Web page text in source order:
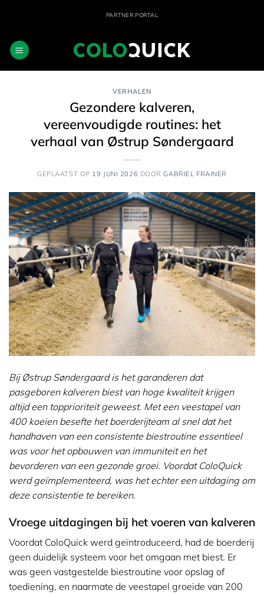
PARTNER PORTAL
VERHALEN
Gezondere kalveren,
vereenvoudigde routines: het
verhaal van Østrup Søndergaard
GEPLAATST OP 19 JUNI 2026 DOORGABRIEL FRAINER
Bij Østrup Søndergaard is het garanderen dat
pasgeboren kalveren biest van hoge kwaliteit krijgen
altijd een topprioriteit geweest. Met een veestapel van
400 koeien besefte het boerderijteam al snel dat het
handhaven van een consistente biestroutine essentieel
was voor het opbouwen van immuniteit en het
bevorderen van een gezonde groei. Voordat ColoQuick
werd geïmplementeerd, was het echter een uitdaging om
deze consistentie te bereiken.
Vroege uitdagingen bij het voeren van kalveren
Voordat ColoQuick werd geïntroduceerd, had de boerderij
geen duidelijk systeem voor het omgaan met biest. Er
was geen vastgestelde biestroutine voor opslag of
toediening, en naarmate de veestapel groeide van 200